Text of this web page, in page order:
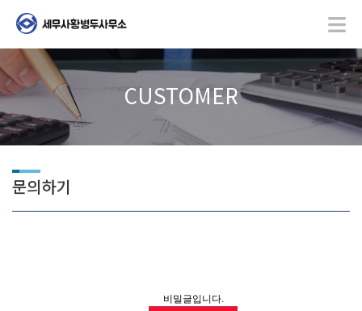
CUSTOMER
문의하기
비밀글입니다.